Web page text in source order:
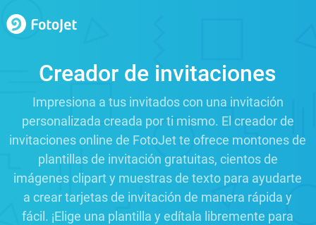
Creador de invitaciones
Impresiona a tus invitados con una invitación
personalizada creada por ti mismo. El creador de
invitaciones online de FotoJet te ofrece montones de
plantillas de invitación gratuitas, cientos de
imágenes clipart y muestras de texto para ayudarte
a crear tarjetas de invitación de manera rápida y
fácil. ¡Elige una plantilla y edítala libremente para